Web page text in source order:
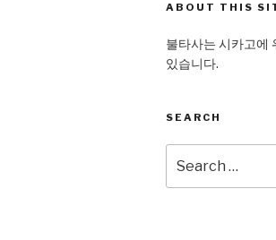
ABOUT THIS
불타사는 시카고에
있습니다.
SEARCH
for: